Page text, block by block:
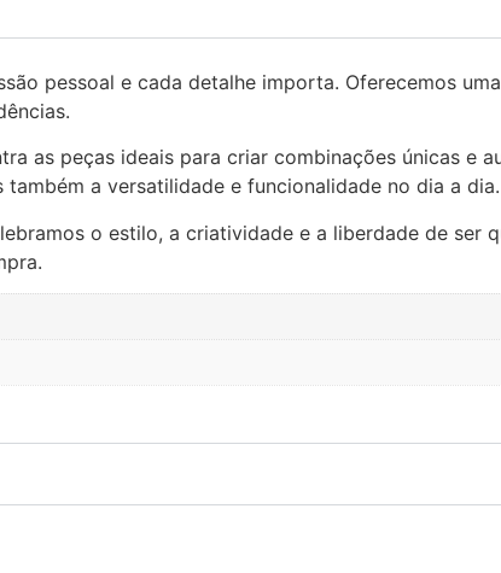
pessoal e cada detalhe importa. Oferecemos
as peças ideais para criar combinações únicas e
a versatilidade e funcionalidade no dia a dia.
o estilo, a criatividade e a liberdade de ser